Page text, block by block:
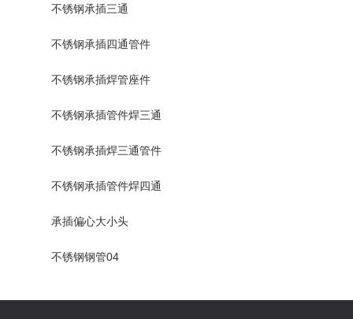
不锈钢承插三通
不锈钢承插四通管件
不锈钢承插焊管座件
不锈钢承插管件焊三通
不锈钢承插焊三通管件
不锈钢承插管件焊四通
承插偏心大小头
不锈钢钢管04